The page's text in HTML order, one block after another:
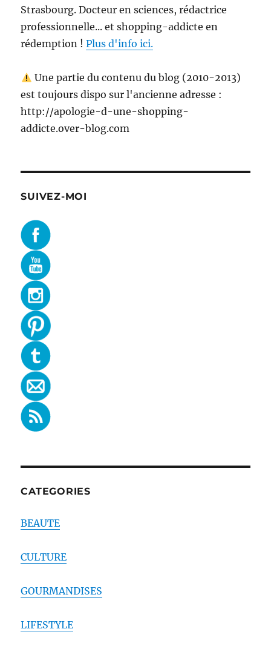
Strasbourg. Docteur en sciences, rédactrice
professionnelle... et shopping-addicte en
rédemption !Plus d'info ici.
Une partie du contenu du blog (2010-2013)
est toujours dispo sur l'ancienne adresse :
http://apologie-d-une-shopping-
addicte.over-blog.com
SUIVEZ-MOI
CATEGORIES
BEAUTE
CULTURE
GOURMANDISES
LIFESTYLE